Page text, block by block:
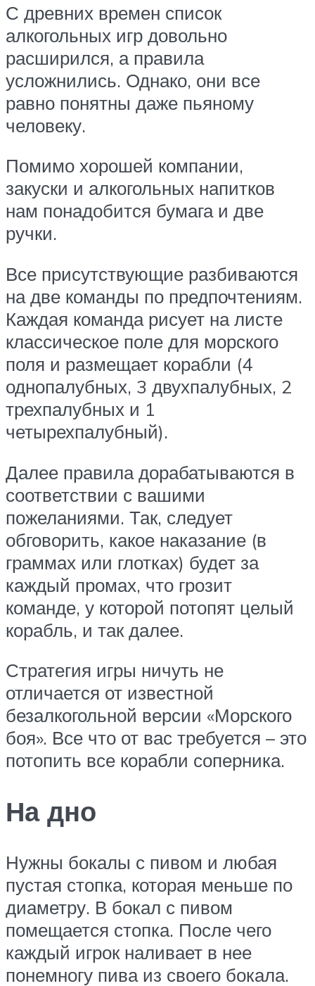
С древних времен список
алкогольных игр довольно
расширился, а правила
усложнились. Однако, они все
равно понятны даже пьяному
человеку.
Помимо хорошей компании,
закуски и алкогольных напитков
нам понадобится бумага и две
ручки.
Все присутствующие разбиваются
на две команды по предпочтениям.
Каждая команда рисует на листе
классическое поле для морского
поля и размещает корабли (4
однопалубных, 3 двухпалубных, 2
трехпалубных и 1
четырехпалубный).
Далее правила дорабатываются в
соответствии с вашими
пожеланиями. Так, следует
обговорить, какое наказание (в
граммах или глотках) будет за
каждый промах, что грозит
команде, у которой потопят целый
корабль, и так далее.
Стратегия игры ничуть не
отличается от известной
безалкогольной версии «Морского
боя». Все что от вас требуется – это
потопить все корабли соперника.
На дно
Нужны бокалы с пивом и любая
пустая стопка, которая меньше по
диаметру. В бокал с пивом
помещается стопка. После чего
каждый игрок наливает в нее
понемногу пива из своего бокала.